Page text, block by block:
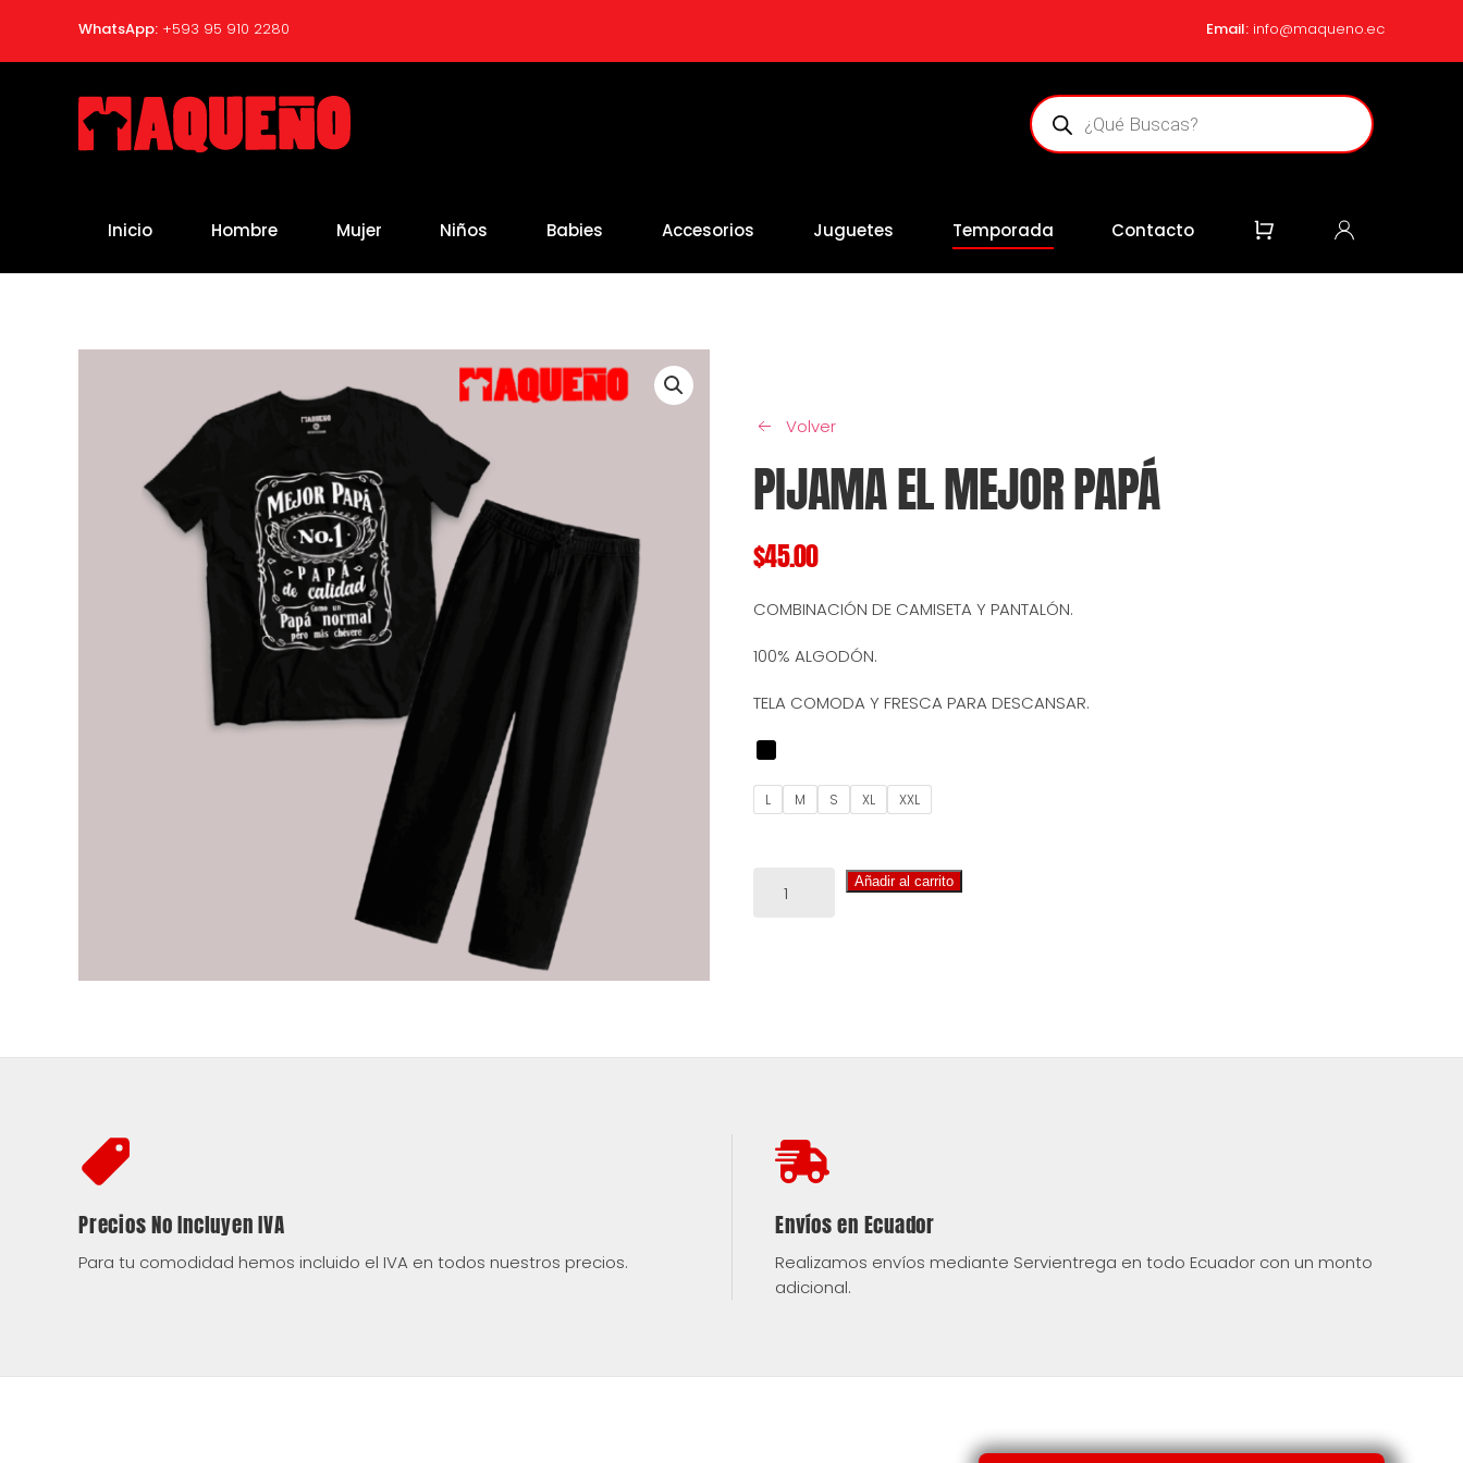
Skip to main content
WhatsApp: +593 95 910 2280 Email: info@maqueno.ec
Búsqueda
de
productos
Inicio Hombre Mujer Niños Babies Accesorios Juguetes Temporada Contacto
Volver
PIJAMA EL MEJOR PAPÁ
$45.00
COMBINACIÓN DE CAMISETA Y PANTALÓN.
100% ALGODÓN.
TELA COMODA Y FRESCA PARA DESCANSAR.
L M S XL XXL
Añadir al carrito
Precios No Incluyen IVA
Para tu comodidad hemos incluido el IVA en todos nuestros precios.
Envíos en Ecuador
Realizamos envíos mediante Servientrega en todo Ecuador con un monto
adicional.